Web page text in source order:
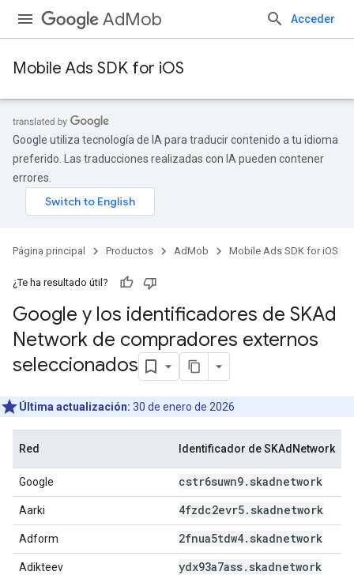
AdMob Acceder
Mobile Ads SDK for iOS
Google utiliza tecnología de IA para traducir contenido a tu idioma
preferido. Las traducciones realizadas con IA pueden contener
errores.
Página principal Productos AdMob Mobile Ads SDK for iOS
¿Te ha resultado útil?
Google y los identificadores de SKAd
Network de compradores externos
seleccionados
Última actualización: 30 de enero de 2026
Red Identificador de SKAdNetwork
Google cstr6suwn9. skadnetwork
Aarki 4fzdc2evr5. skadnetwork
Adform 2fnua5tdw4. skadnetwork
Adikteev ydx93a7ass. skadnetwork